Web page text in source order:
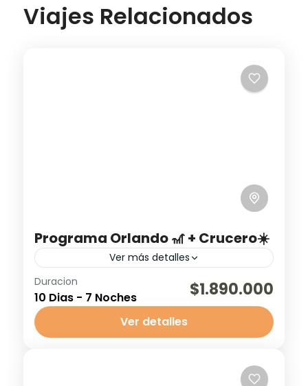
Viajes Relacionados
Programa Orlando 🎢 + Crucero☀️
Ver más detalles
Crucero Viaje Familiar
¡Prepárate para unas vacaciones épicas
en septiembre! 📅✈️ Este programa de 9
Duracion
10 Dias - 7 Noches $1.890.000
Ver detalles